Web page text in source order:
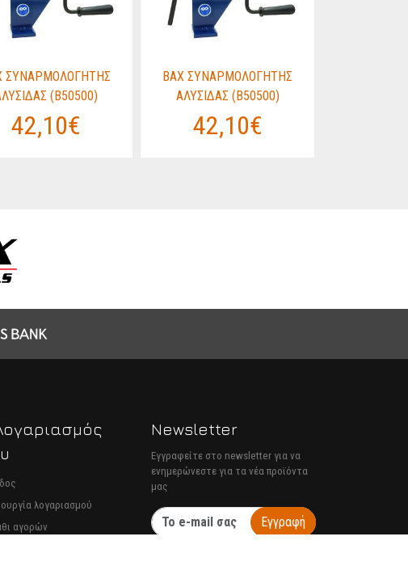
ΣΥΝΑΡΜΟΛΟΓΗΤΗΣ
(B50500)
42,10€
BAX ΣΥΝΑΡΜΟΛΟΓΗΤΗΣ
ΑΛΥΣΙΔΑΣ (B50500)
42,10€
λογαριασμού
αγορών
Newsletter
Εγγραφείτε στο newsletter για να
ενημερώνεστε για τα νέα προϊόντα
μας
Εγγραφή